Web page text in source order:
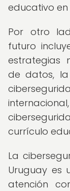
educativo
Por otro
futuro
estrategias
de datos,
currículo
La
Uruguay es
atención